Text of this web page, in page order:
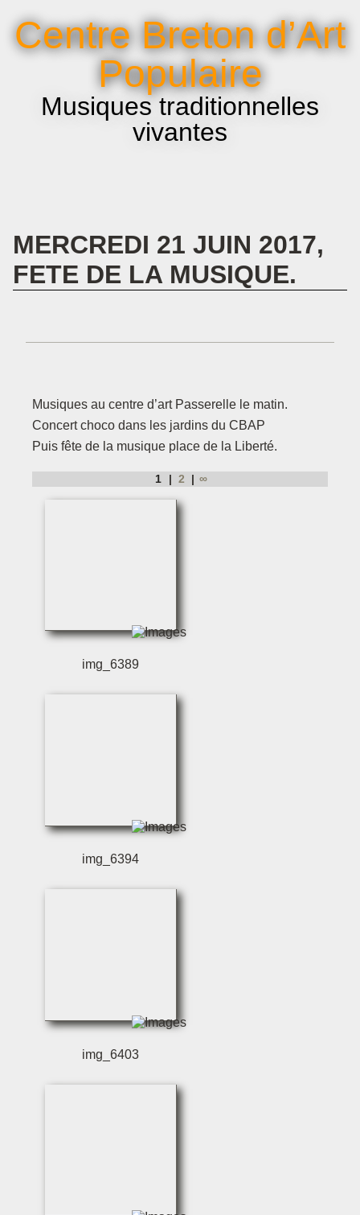
Centre Breton d’Art
Populaire
Musiques traditionnelles
vivantes
Infos pratiques
MERCREDI 21 JUIN 2017,
FETE DE LA MUSIQUE.
Musiques au centre d’art Passerelle le matin.
Concert choco dans les jardins du CBAP
Puis fête de la musique place de la Liberté.
1 2 ∞
img_6389
img_6394
img_6403